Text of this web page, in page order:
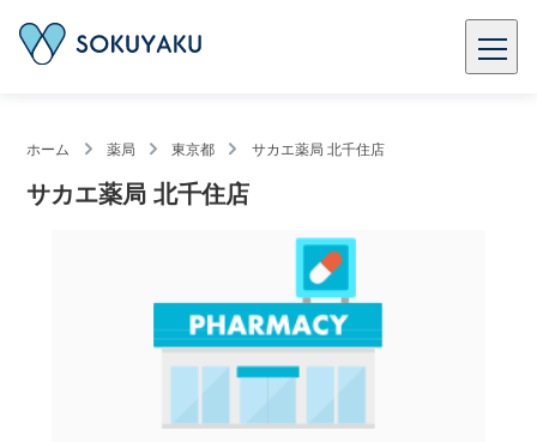
ホーム 薬局 東京都 サカエ薬局 北千住店
サカエ薬局 北千住店